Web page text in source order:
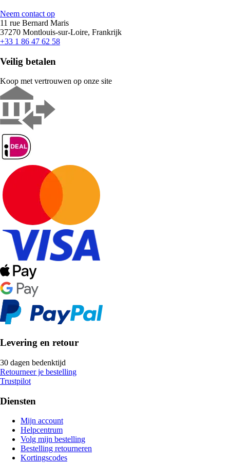
Neem contact op
11 rue Bernard Maris
37270 Montlouis-sur-Loire, Frankrijk
+33 1 86 47 62 58
Veilig betalen
Koop met vertrouwen op onze site
Levering en retour
30 dagen bedenktijd
Retourneer je bestelling
Trustpilot
Diensten
Mijn account
Helpcentrum
Volg mijn bestelling
Bestelling retourneren
Kortingscodes